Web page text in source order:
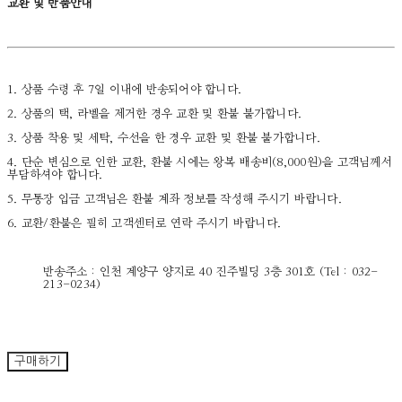
교환 및 반품안내
1. 상품 수령 후 7일 이내에 반송되어야 합니다.
2. 상품의 택, 라벨을 제거한 경우 교환 및 환불 불가합니다.
3. 상품 착용 및 세탁, 수선을 한 경우 교환 및 환불 불가합니다.
4. 단순 변심으로 인한 교환, 환불 시에는 왕복 배송비(8,000원)을 고객님께서
부담하셔야 합니다.
5. 무통장 입금 고객님은 환불 계좌 정보를 작성해 주시기 바랍니다.
6. 교환/환불은 필히 고객센터로 연락 주시기 바랍니다.
반송주소 : 인천 계양구 양지로 40 진주빌딩 3층 301호 (Tel : 032-
213-0234)
구매하기